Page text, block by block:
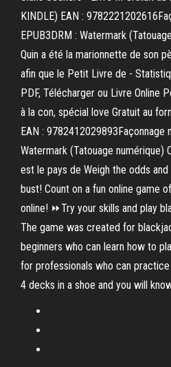
KINDLE) EAN :
EPUB3DRM : Watermark
Quin a été la marionnette de son
afin que le Petit Livre de -
PDF, Télécharger ou Livre Online
à la con, spécial love Gratuit au
EAN : 9782412029893Façonnage
Watermark (Tatouage numérique)
est le pays de Weigh the odds
bust! Count on a fun online game
online! ⏩Try your skills and play
The game was created for
beginners who can learn how to
for professionals who can
4 decks in a shoe and you will